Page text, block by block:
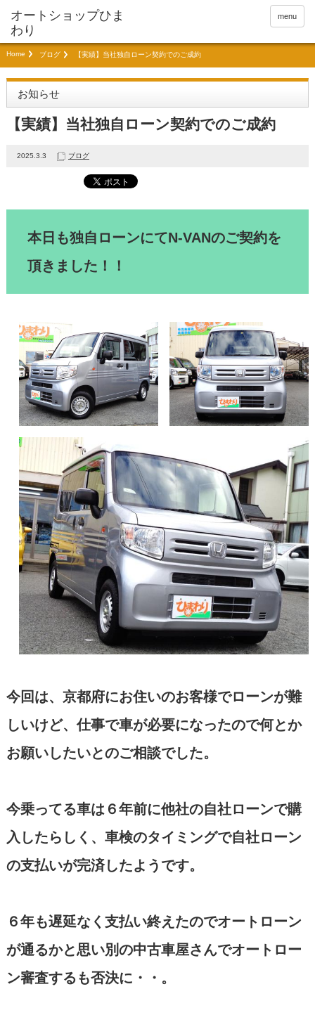
menu
Home ブログ 【実績】当社独自ローン契約でのご成約
お知らせ
【実績】当社独自ローン契約でのご成約
2025.3.3 ブログ
本日も独自ローンにてN-VANのご契約を
頂きました！！
今回は、京都府にお住いのお客様でローンが難
しいけど、仕事で車が必要になったので何とか
お願いしたいとのご相談でした。
今乗ってる車は６年前に他社の自社ローンで購
入したらしく、車検のタイミングで自社ローン
の支払いが完済したようです。
６年も遅延なく支払い終えたのでオートローン
が通るかと思い別の中古車屋さんでオートロー
ン審査するも否決に・・。